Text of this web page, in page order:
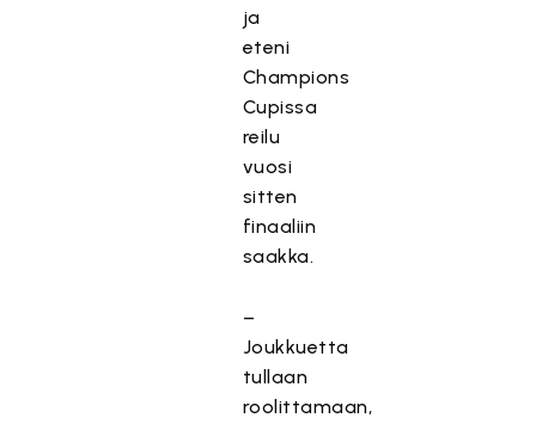
ja
eteni
Champions
Cupissa
reilu
vuosi
sitten
finaaliin
saakka.
–
Joukkuetta
tullaan
roolittamaan,